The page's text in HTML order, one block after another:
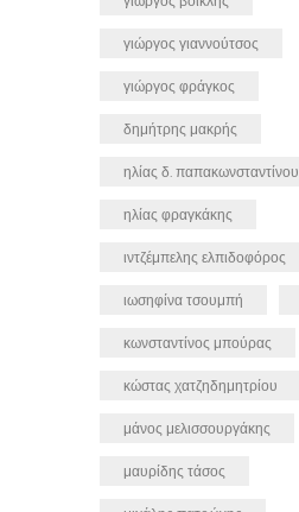
γιώργος γιαννούτσος
γιώργος φράγκος
δημήτρης μακρής
ηλίας δ. παπακωνσταντίνου
ηλίας φραγκάκης
ιντζέμπελης ελπιδοφόρος
ιωσηφίνα τσουμπή
κωνσταντίνος μπούρας
κώστας χατζηδημητρίου
μάνος μελισσουργάκης
μαυρίδης τάσος